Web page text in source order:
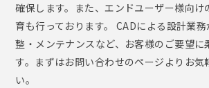
確保します。また、エンドユーザー様向け
育も行っております。 CADによる設計業
整・メンテナンスなど、お客様のご要望に
す。まずはお問い合わせのページよりお気
い。